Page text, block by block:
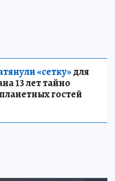
«сетку»для
13 лет тайно
гостей